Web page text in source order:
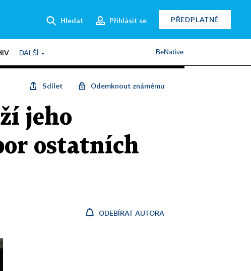
Hledat Přihlásit se PŘEDPLATNÉ
DALŠÍ BeNative
Sdílet Odemknout známému
jeho
ostatních
ODEBÍRAT AUTORA